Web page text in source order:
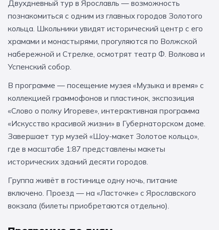
За кулисами театров
Усадьбы и заповедники Экологические
Народные промыслы Интерактивные
Квесты Мастер-классы
🎓 ПО КЛАССАМ
Все классы
Дошкольники
Начальные классы
7 класс 8 класс
Великий Новгород
Рязань Мурманск Волгоград
Двухдневный тур в Ярославль — возможность
познакомиться с одним из главных городов Золотого
кольца. Школьники увидят исторический центр с его
храмами и монастырями, прогуляются по Волжской
набережной и Стрелке, осмотрят театр Ф. Волкова и
Успенский собор.
В программе — посещение музея «Музыка и время» с
коллекцией граммофонов и пластинок, экспозиция
«Слово о полку Игореве», интерактивная программа
«Искусство красивой жизни» в Губернаторском доме.
Завершает тур музей «Шоу-макет Золотое кольцо»,
где в масштабе 1:87 представлены макеты
исторических зданий десяти городов.
Группа живёт в гостинице одну ночь, питание
включено. Проезд — на «Ласточке» с Ярославского
вокзала (билеты приобретаются отдельно).